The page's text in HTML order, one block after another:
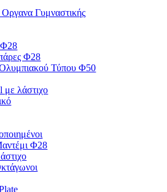
Γυμναστικής
Φ28
Φ28
Τύπου Φ50
με λάστιχο
Φ28